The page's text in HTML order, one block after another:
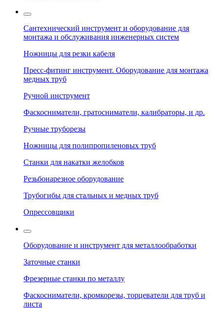
Сантехнический инструмент и оборудование для
монтажа и обслуживания инженерных систем
Ножницы для резки кабеля
Пресс-фитинг инструмент. Оборудование для монтажа
медных труб
Ручной инструмент
Фаскосниматели, гратосниматели, калибраторы, и др.
Ручные труборезы
Ножницы для полипропиленовых труб
Станки для накатки желобков
Резьбонарезное оборудование
Трубогибы для стальных и медных труб
Опрессовщики
Оборудование и инструмент для металлообработки
Заточные станки
Фрезерные станки по металлу
Фаскосниматели, кромкорезы, торцеватели для труб и
листа